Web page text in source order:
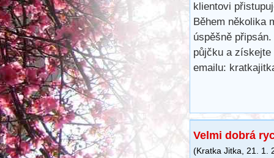
klientovi
Během několika
úspěšně
půjčku a získejte
emailu:
Velmi dobrá
(Kratka Jitka 21. 1.